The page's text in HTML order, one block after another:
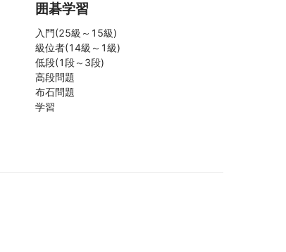
囲碁学習
入門(25級～15級)
級位者(14級～1級)
低段(1段～3段)
高段問題
布石問題
学習